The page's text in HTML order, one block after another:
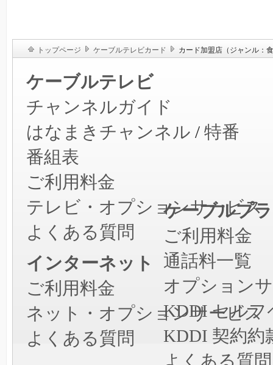
トップページ ケーブルテレビカード カード加盟店（ジャンル：
ケーブルテレビ
チャンネルガイド
はなまきチャンネル / 特番
番組表
ご利用料金
テレビ・オプションサービス
よくある質問
インターネット
ご利用料金
ネット・オプションサービス
よくある質問
ケーブルプ
ご利用料金
通話料一覧
オプション
KDDI セルフ
KDDI 契約約
よくある質問